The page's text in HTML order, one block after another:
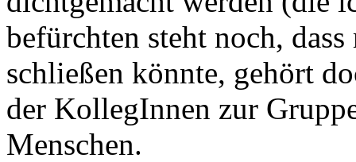
befürchten steht noch,
schließen könnte, gehört
der KollegInnen zur
Menschen.